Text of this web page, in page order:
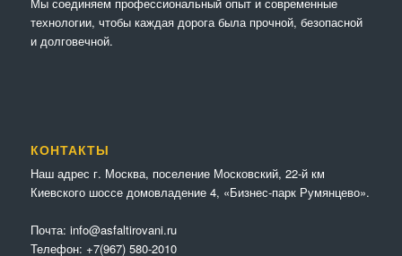
Мы соединяем профессиональный опыт и современные
технологии, чтобы каждая дорога была прочной, безопасной
и долговечной.
КОНТАКТЫ
Наш адрес г. Москва, поселение Московский, 22-й км
Киевского шоссе домовладение 4, «Бизнес-парк Румянцево».
Почта: info@asfaltirovani.ru
Телефон: +7(967) 580-2010